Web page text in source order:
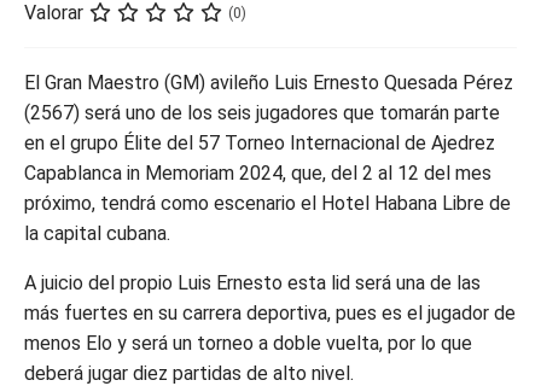
Valorar (0)
El Gran Maestro (GM) avileño Luis Ernesto Quesada Pérez
(2567) será uno de los seis jugadores que tomarán parte
en el grupo Élite del 57 Torneo Internacional de Ajedrez
Capablanca in Memoriam 2024, que, del 2 al 12 del mes
próximo, tendrá como escenario el Hotel Habana Libre de
la capital cubana.
A juicio del propio Luis Ernesto esta lid será una de las
más fuertes en su carrera deportiva, pues es el jugador de
menos Elo y será un torneo a doble vuelta, por lo que
deberá jugar diez partidas de alto nivel.